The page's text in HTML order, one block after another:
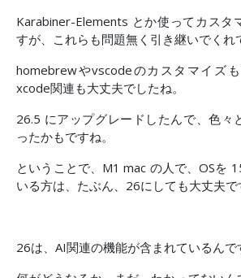
Karabiner-Elements とか使ってカスタ
すが、これらも問題無く引き継いでくれ
homebrewやvscodeのカスタマイズも
xcode関連も大丈夫でしたね。
26.5 にアップグレードしたんで、色々
ったかもですね。
ということで、M1 mac の人で、OSを
いる方は、たぶん、26にしても大丈夫で
26は、AI関連の機能が含まれているんで